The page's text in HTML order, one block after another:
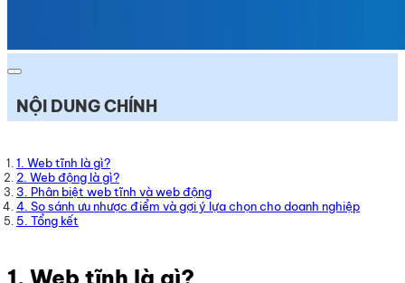
NỘI DUNG CHÍNH
1. Web tĩnh là gì?
2. Web động là gì?
3. Phân biệt web tĩnh và web động
4. So sánh ưu nhược điểm và gợi ý lựa chọn cho doanh nghiệp
5. Tổng kết
1. Web tĩnh là gì?